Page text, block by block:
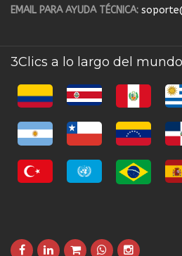
EMAIL PARA AYUDA TÉCNICA:
3Clics a lo largo del mundo